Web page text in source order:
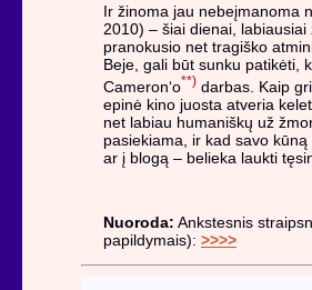
Ir žinoma jau nebeįmanoma
2010) – šiai dienai,
pranokusio net tragiško
Beje, gali būt sunku patikėti,
Cameron‘o**) darbas. Kaip
epinė kino juosta atveria
net labiau humaniškų už
pasiekiama, ir kad savo
ar į blogą – belieka laukti
Nuoroda: Ankstesnis
papildymais): >>>>